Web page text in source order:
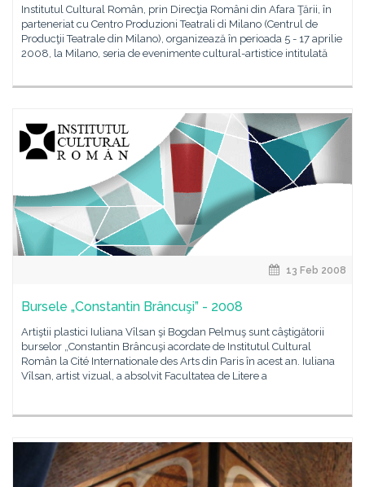
Institutul Cultural Român, prin Direcţia Români din Afara Ţării, în
parteneriat cu Centro Produzioni Teatrali di Milano (Centrul de
Producţii Teatrale din Milano), organizează în perioada 5 - 17 aprilie
2008, la Milano, seria de evenimente cultural-artistice intitulată
13 Feb 2008
Bursele „Constantin Brâncuşi” - 2008
Artiştii plastici Iuliana Vîlsan şi Bogdan Pelmuş sunt câştigătorii
burselor „Constantin Brâncuşi acordate de Institutul Cultural
Român la Cité Internationale des Arts din Paris în acest an. Iuliana
Vîlsan, artist vizual, a absolvit Facultatea de Litere a